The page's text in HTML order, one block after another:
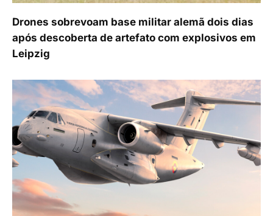
Drones sobrevoam base militar alemã dois dias
após descoberta de artefato com explosivos em
Leipzig